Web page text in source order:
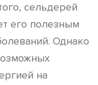
сельдерей
его полезным
Однако
на